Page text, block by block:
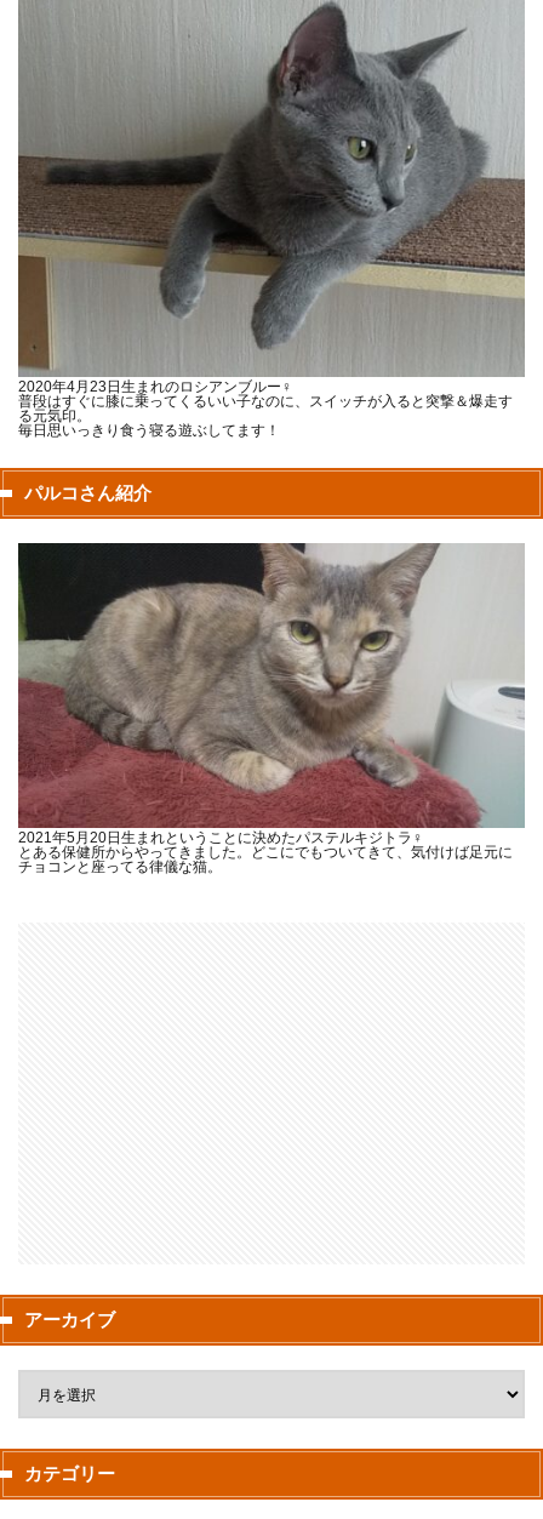
2020年4月23日生まれのロシアンブルー♀
普段はすぐに膝に乗ってくるいい子なのに、スイッチが入ると突撃＆爆走す
る元気印。
毎日思いっきり食う寝る遊ぶしてます！
パルコさん紹介
2021年5月20日生まれということに決めたパステルキジトラ♀
とある保健所からやってきました。どこにでもついてきて、気付けば足元に
チョコンと座ってる律儀な猫。
アーカイブ
カテゴリー